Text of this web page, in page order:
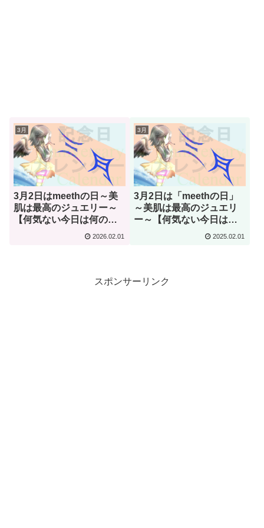
3月
3月2日はmeethの日～美
肌は最高のジュエリー～
【何気ない今日は何の
2026.02.01
3月
3月2日は「meethの日」
～美肌は最高のジュエリ
ー～【何気ない今日は何
2025.02.01
スポンサーリンク